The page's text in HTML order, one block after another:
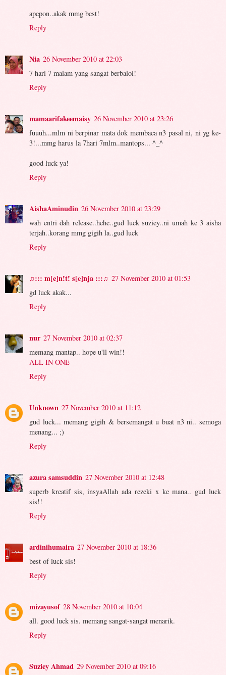
apepon..akak mmg best!
Reply
Nia 26 November 2010 at 22:03
7 hari 7 malam yang sangat berbaloi!
Reply
mamaarifakeemaisy 26 November 2010 at 23:26
fuuuh...mlm ni berpinar mata dok membaca n3 pasal ni, ni yg ke-
3!...mmg harus la 7hari 7mlm..mantops... ^_^
good luck ya!
Reply
AishaAminudin 26 November 2010 at 23:29
wah entri dah release..hehe..gud luck suziey..ni umah ke 3 aisha
terjah..korang mmg gigih la..gud luck
Reply
♫::: m[e]n!t! s[e]nja :::♫ 27 November 2010 at 01:53
gd luck akak...
Reply
nur 27 November 2010 at 02:37
memang mantap.. hope u'll win!!
ALL IN ONE
Reply
Unknown 27 November 2010 at 11:12
gud luck... memang gigih & bersemangat u buat n3 ni.. semoga
menang... ;)
Reply
azura samsuddin 27 November 2010 at 12:48
superb kreatif sis, insyaAllah ada rezeki x ke mana.. gud luck
sis!!
Reply
ardinihumaira 27 November 2010 at 18:36
best of luck sis!
Reply
mizayusof 28 November 2010 at 10:04
all. good luck sis. memang sangat-sangat menarik.
Reply
Suziey Ahmad 29 November 2010 at 09:16